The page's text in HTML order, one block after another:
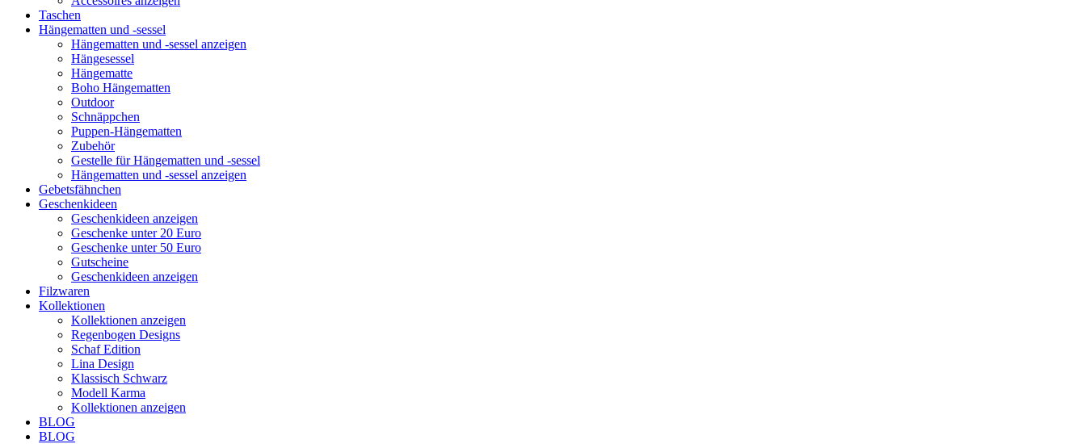
Taschen
Hängematten und -sessel
Hängematten und -sessel anzeigen
Hängesessel
Hängematte
Boho Hängematten
Outdoor
Schnäppchen
Puppen-Hängematten
Zubehör
Gestelle für Hängematten und -sessel
Hängematten und -sessel anzeigen
Gebetsfähnchen
Geschenkideen
Geschenkideen anzeigen
Geschenke unter 20 Euro
Geschenke unter 50 Euro
Gutscheine
Geschenkideen anzeigen
Filzwaren
Kollektionen
Kollektionen anzeigen
Regenbogen Designs
Schaf Edition
Lina Design
Klassisch Schwarz
Modell Karma
Kollektionen anzeigen
BLOG
BLOG